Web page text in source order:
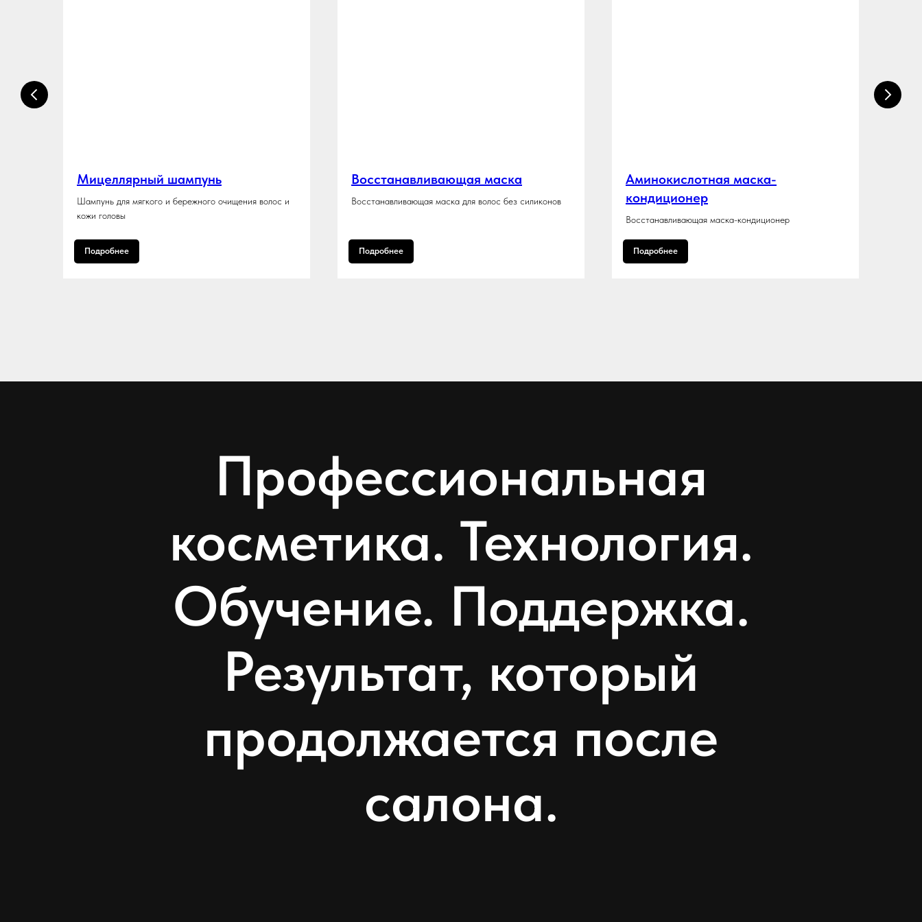
Мицеллярный шампунь
Шампунь для мягкого и бережного очищения волос и
кожи головы
Подробнее
Восстанавливающая маска
Восстанавливающая маска для волос без силиконов
Подробнее
Аминокислотная маска-
кондиционер
Восстанавливающая маска-кондиционер
Подробнее
Профессиональная
косметика. Технология.
Обучение. Поддержка.
Результат, который
продолжается после
салона.